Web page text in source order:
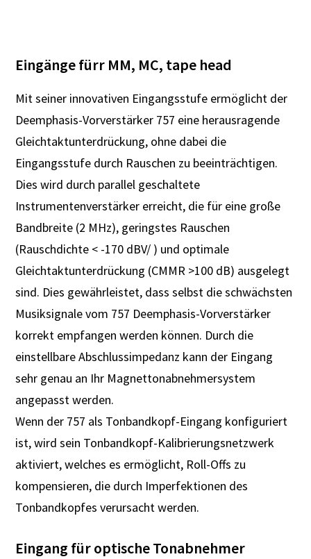
Eingänge fürr MM, MC, tape head
Mit seiner innovativen Eingangsstufe ermöglicht der
Deemphasis-Vorverstärker 757 eine herausragende
Gleichtaktunterdrückung, ohne dabei die
Eingangsstufe durch Rauschen zu beeinträchtigen.
Dies wird durch parallel geschaltete
Instrumentenverstärker erreicht, die für eine große
Bandbreite (2 MHz), geringstes Rauschen
(Rauschdichte < -170 dBV/ ) und optimale
Gleichtaktunterdrückung (CMMR >100 dB) ausgelegt
sind. Dies gewährleistet, dass selbst die schwächsten
Musiksignale vom 757 Deemphasis-Vorverstärker
korrekt empfangen werden können. Durch die
einstellbare Abschlussimpedanz kann der Eingang
sehr genau an Ihr Magnettonabnehmersystem
angepasst werden.
Wenn der 757 als Tonbandkopf-Eingang konfiguriert
ist, wird sein Tonbandkopf-Kalibrierungsnetzwerk
aktiviert, welches es ermöglicht, Roll-Offs zu
kompensieren, die durch Imperfektionen des
Tonbandkopfes verursacht werden.
Eingang für optische Tonabnehmer